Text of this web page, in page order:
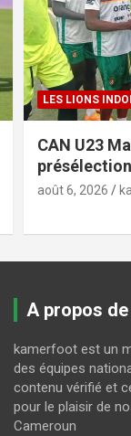
LES LIONS
CAN U23
août 6, 2026
A propos
kamerfoot est un
des équipes
contenu vérifié et
pour le plaisir de
Cameroun